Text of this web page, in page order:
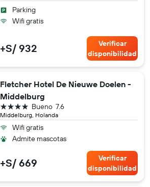
Parking
Wifi gratis
+S/ 932
Verificar
disponibilidad
Fletcher Hotel De Nieuwe Doelen -
Middelburg
Middelburg, Holanda
7.6
Bueno
4 estrellas
Wifi gratis
Admite mascotas
+S/ 669
Verificar
disponibilidad